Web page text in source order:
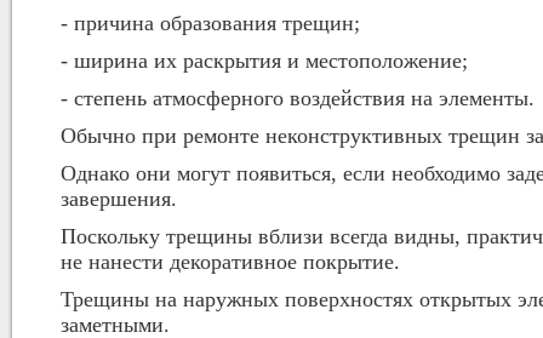
- причина образования трещин;
- ширина их раскрытия и местоположение;
- степень атмосферного воздействия на элементы.
Обычно при ремонте неконструктивных трещин
Однако они могут появиться, если необходимо
завершения.
Поскольку трещины вблизи всегда видны,
не нанести декоративное покрытие.
Трещины на наружных поверхностях открытых
заметными.